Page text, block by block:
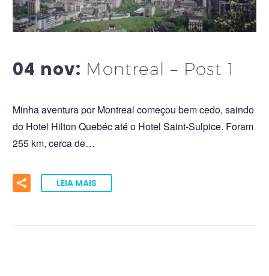
0 0
04 nov: Montreal – Post 1
Minha aventura por Montreal começou bem cedo, saindo
do Hotel Hilton Quebéc até o Hotel Saint-Sulpice. Foram
255 km, cerca de…
LEIA MAIS